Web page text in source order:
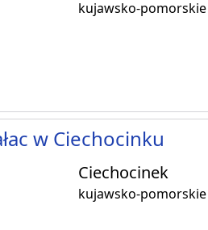
kujawsko-pomorskie
w Ciechocinku
Ciechocinek
kujawsko-pomorskie